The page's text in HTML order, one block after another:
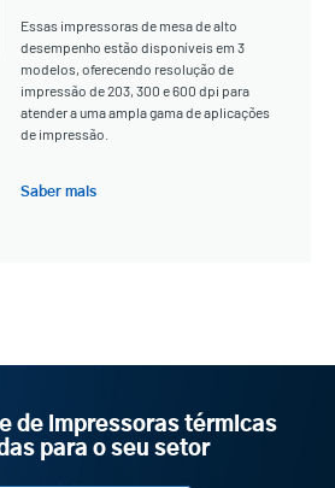
Essas impressoras de mesa de alto
desempenho estão disponíveis em 3
modelos, oferecendo resolução de
impressão de 203, 300 e 600 dpi para
atender a uma ampla gama de aplicações
de impressão.
Saber mais
de impressoras térmicas
para o seu setor